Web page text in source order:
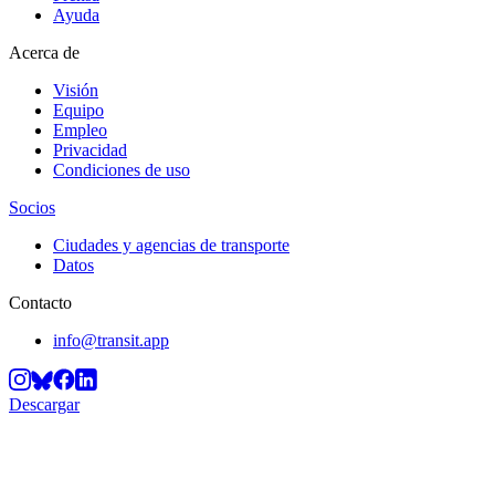
Ayuda
Acerca de
Visión
Equipo
Empleo
Privacidad
Condiciones de uso
Socios
Ciudades y agencias de transporte
Datos
Contacto
info@transit.app
Descargar